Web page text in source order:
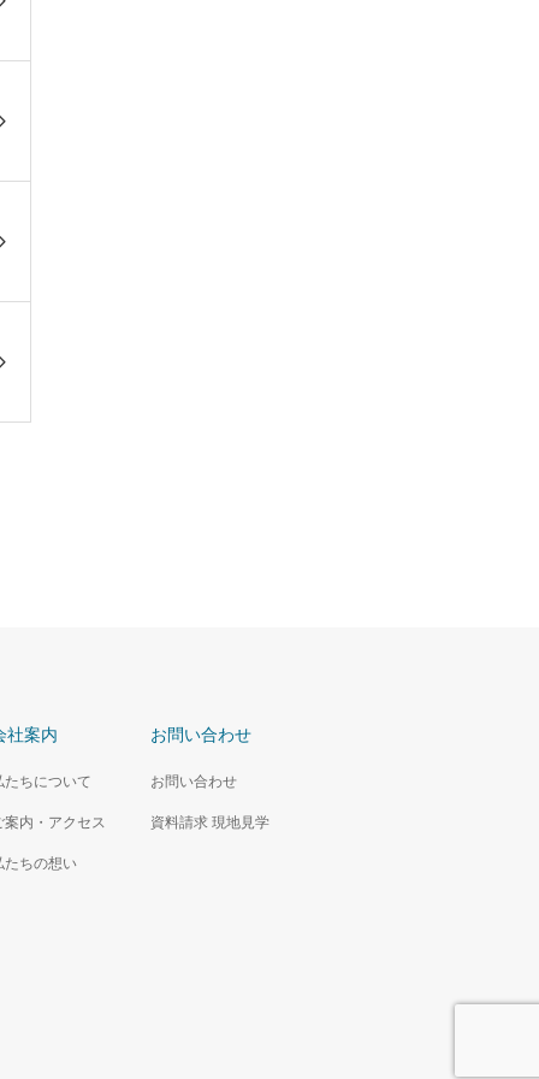
社案内
たちについて
案内・アクセス
たちの想い
お問い合わせ
お問い合わせ
資料請求 現地見学